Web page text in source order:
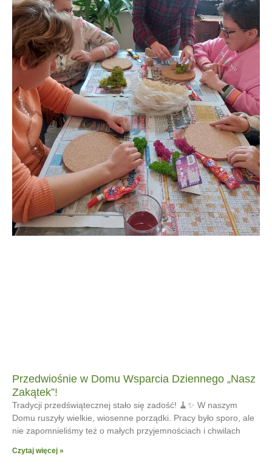
Przedwiośnie w Domu Wsparcia Dziennego „Nasz
Zakątek”!
Tradycji przedświątecznej stało się zadość! 🧹✨ W naszym
Domu ruszyły wielkie, wiosenne porządki. Pracy było sporo, ale
nie zapomnieliśmy też o małych przyjemnościach i chwilach
Czytaj więcej »